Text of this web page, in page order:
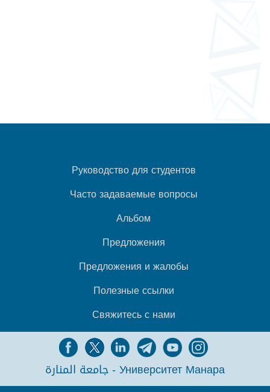
Руководство для студентов
Часто задаваемые вопросы
Альбом
Предложения
Предложения и жалобы
Полезные ссылки
Свяжитесь с нами
جامعة المنارة - Университет Манара